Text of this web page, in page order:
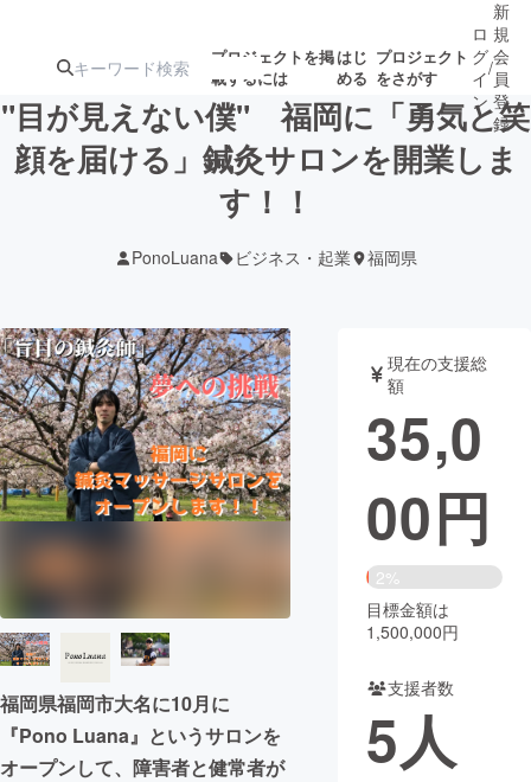
プロジェクトを掲
載するには
はじ
める
プロジェクト
をさがす
注目の新着プロ
ジェクト
募集終了が近いプ
テクノロジー・ガジェット
映像・映画 書籍・雑誌
ビジネス・起業 チャレンジ
CAMPFIRE for Social Good
CAMPFIRE Creation
コミュニティ
ロ
グ
イ
ン
/
新
規
会
員
登
録
"目が見えない僕" 福岡に「勇気と笑
顔を届ける」鍼灸サロンを開業しま
す！！
PonoLuana ビジネス・起業 福岡県
福岡県福岡市大名に10月に
『Pono Luana』というサロンを
オープンして、障害者と健常者が
現在の支援総
額
35,0
00円
2%
目標金額は
1,500,000円
支援者数
5人